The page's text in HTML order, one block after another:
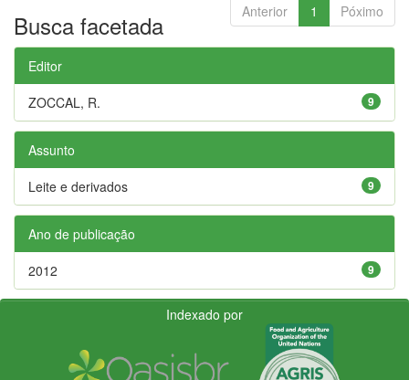
Anterior 1 Póximo
Busca facetada
Editor
9
ZOCCAL, R.
Assunto
9
Leite e derivados
Ano de publicação
9
2012
Indexado por